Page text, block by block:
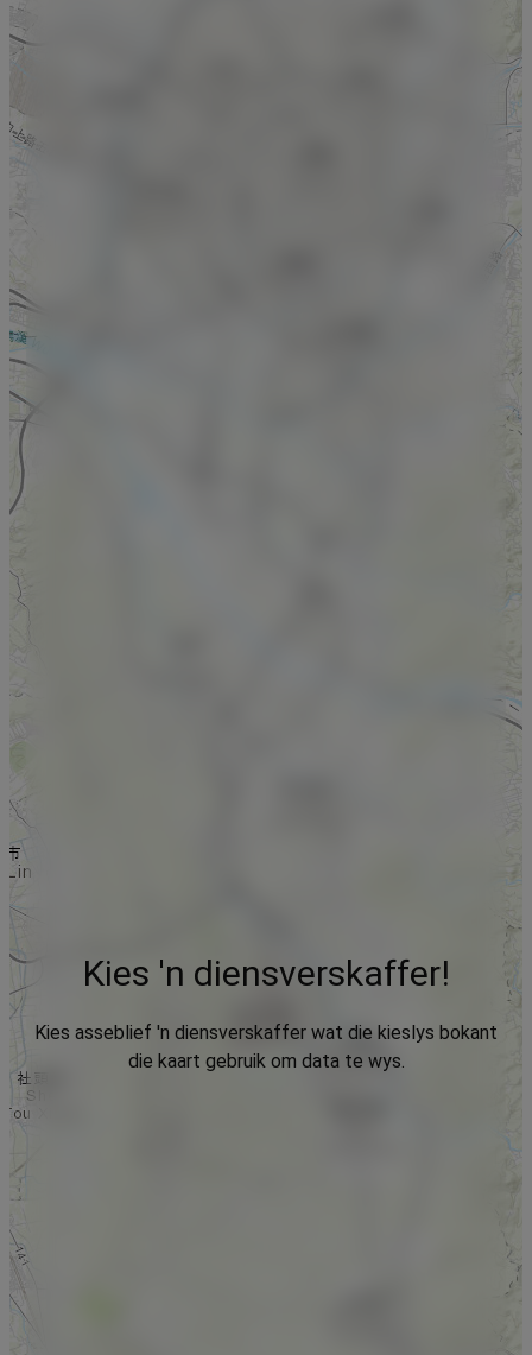
Kies 'n diensverskaffer!
Kies asseblief 'n diensverskaffer wat die kieslys bokant
die kaart gebruik om data te wys.